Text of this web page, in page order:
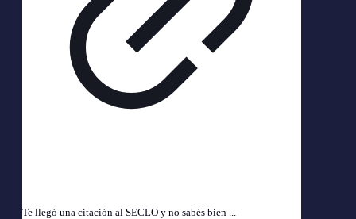
Te llegó una citación al SECLO y no sabés bien ...